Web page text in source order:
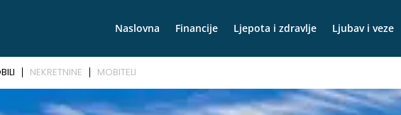
Naslovna Financije Ljepota i zdravlje Ljubav i veze